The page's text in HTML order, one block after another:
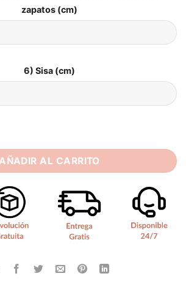
zapatos (cm)
6) Sisa (cm)
Plus Size Deep V Neck Long
AL CARRITO